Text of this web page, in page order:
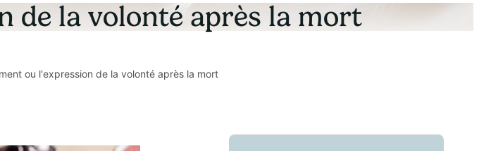
de la volonté après la mort
ou l'expression de la volonté après la mort